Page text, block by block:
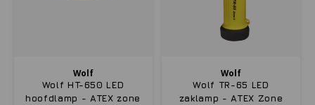
Wolf
Wolf HT-650 LED
hoofdlamp - ATEX zone
Wolf
Wolf TR-65 LED
zaklamp - ATEX Zone